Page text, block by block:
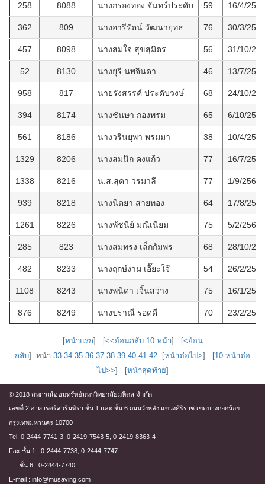
258 8088 นางกรองทอง จันทร์ประดับ 59 16/4/2557
362 809 นางอารีรัตน์ วัฒนายุทธ 76 30/3/2559
457 8098 นางสมใจ สุขสุมิตร 56 31/10/
52 8130 นางยุรี นพจินดา 46 13/7/2550
958 817 นายรังสรรค์ ประดับวงษ์ 68 24/10/
394 8174 นางชันษา กองพรม 65 6/10/2559
561 8186 นางวรินยุพา พรมมา 38 10/4/2562
1329 8206 นางสมนึก คงแก้ว 77 16/7/2568
1338 8216 น.ส.สุดา วรมาลี 77 1/9/2568
939 8218 นางนิตยา สายทอง 64 17/8/2565
1261 8226 นางพัชนีย์ มณีเนียม 75 5/2/2568
285 823 นางสมทรง เล็กกัมพร 68 28/10/
482 8233 นางฤกษ์งาม เอี๊ยะใจ๊ 54 26/2/2561
1108 8243 นางพนิดา เจิ้นสว่าง 75 16/1/2567
876 8249 นางปราณี รอดดี 70 23/2/2565
[หน้าแรก] [<<ย้อนกลับ 10 หน้า] [<ย้อน
กลับ] หน้า 33 34 35 36 37 38 39 40 41 42 [หน้าต่อไป>] [10 หน้าต่อ
ไป>>] [หน้าสุดท้าย]
© 2018 สหกรณ์ออมทรัพย์มหาวิทยาลัยมหิดล จำกัด
เลขที่ 2 อาคารศรีสวรินทิรา ชั้น 1 และ ชั้น 6 ถนนวังหลัง แขวงศิริราช เขตบางกอกน้อย
กรุงเทพมหานคร 10700
Tel. 0-2444-7741-3, 0-2419-7543-5, 0-2419-8363-4
Fax ชั้น 1 : 0-2444-7738, 0-2444-7747
ชั้น 6 : 0-2444-7740
E-mail : info@musaving.com